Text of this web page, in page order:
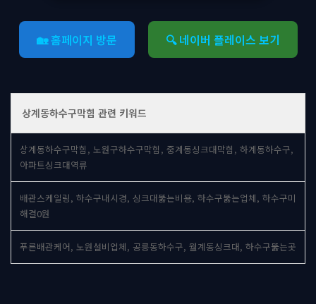
🏡 홈페이지 방문 🔍 네이버 플레이스 보기
상계동하수구막힘 관련 키워드
상계동하수구막힘, 노원구하수구막힘, 중계동싱크대막힘, 하계동하수구,
아파트싱크대역류
배관스케일링, 하수구내시경, 싱크대뚫는비용, 하수구뚫는업체, 하수구미
해결0원
푸른배관케어, 노원설비업체, 공릉동하수구, 월계동싱크대, 하수구뚫는곳